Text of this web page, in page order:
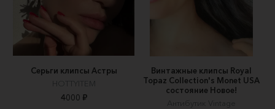
Серьги клипсы Астры
HOTTYITEM
4000 ₽
Винтажные клипсы Royal
Topaz Collection's Monet USA
состояние Новое!
Антибутик Vintage